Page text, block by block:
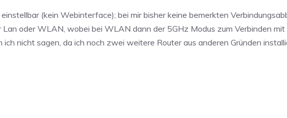
(kein Webinterface); bei mir bisher keine bemerkten
oder WLAN, wobei bei WLAN dann der 5GHz Modus zum Verbinden
nicht sagen, da ich noch zwei weitere Router aus anderen Gründen